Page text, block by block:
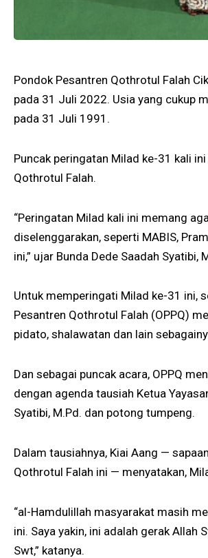
Pondok Pesantren Qothrotul Falah
pada 31 Juli 2022. Usia yang cukup
pada 31 Juli 1991.
Puncak peringatan Milad ke-31 kali
Qothrotul Falah.
“Peringatan Milad kali ini memang
diselenggarakan, seperti MABIS,
ini,” ujar Bunda Dede Saadah Syatibi,
Untuk memperingati Milad ke-31 ini,
Pesantren Qothrotul Falah (OPPQ)
pidato, shalawatan dan lain
Dan sebagai puncak acara, OPPQ
dengan agenda tausiah Ketua
Syatibi, M.Pd. dan potong tumpeng.
Dalam tausiahnya, Kiai Aang —
Qothrotul Falah ini — menyatakan,
“al-Hamdulillah masyarakat masih
ini. Saya yakin, ini adalah gerak Allah
Swt,” katanya.